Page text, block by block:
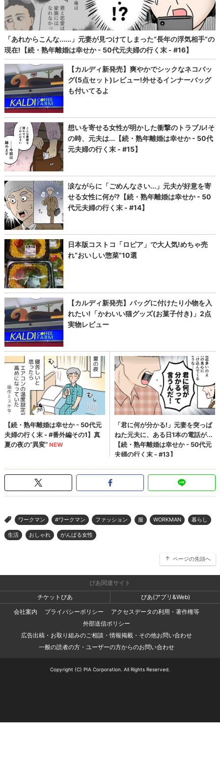
> ワークマン #ワークマン ファッション 服 WORKMAN 暮らし
生活 おしゃれ がんばる女性
ページの先頭へ
ぴあ関連サイト
チケットぴあ
ぴあ(アプリ&Web)
会社案内
プライバシーポリシー
アクセスデータの利用・著作権等
外部送信ポリシー
広告出稿・お取り組みのご相談・情報掲載・その他お問い合わせ
一般の読者の方・ユーザーの方からのお問い合わせ
Copyright (C) PIA Corporation. All Rights Reserved.